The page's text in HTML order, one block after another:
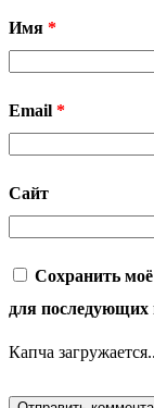
Имя *
Email *
Сайт
Сохранить моё
для последующих
Капча